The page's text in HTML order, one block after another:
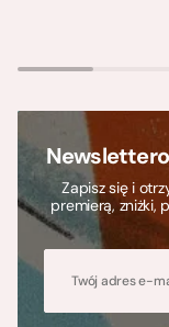
Zapisz się i
premierą, zniżki,